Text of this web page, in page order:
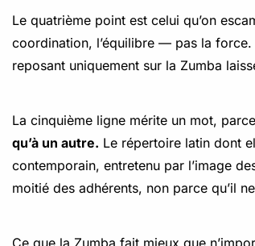
Le quatrième point est celui qu’on
coordination, l’équilibre — pas la force.
reposant uniquement sur la Zumba
La cinquième ligne mérite un mot,
qu’à un autre. Le répertoire latin dont
contemporain, entretenu par l’image
moitié des adhérents, non parce qu’il
Ce que la Zumba fait mieux que